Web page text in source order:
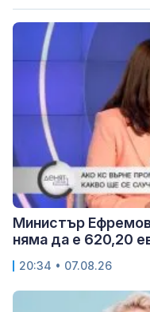
Министър
няма да е 620,20
20:34 • 07.08.26